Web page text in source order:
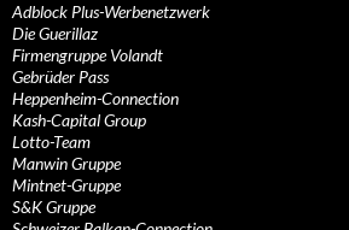
Adblock Plus-Werbenetzwerk
Die Guerillaz
Firmengruppe Volandt
Gebrüder Pass
Heppenheim-Connection
Kash-Capital Group
Lotto-Team
Manwin Gruppe
Mintnet-Gruppe
S&K Gruppe